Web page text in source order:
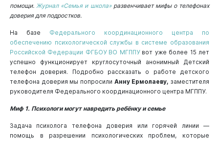
помощи. Журнал «Семья и школа»развенчивает мифы о телефонах
доверия для подростков.
На базе Федерального координационного центра по
обеспечению психологической службы в системе образования
Российской Федерации ФГБОУ ВО МГППУвот уже более 15 лет
успешно функционирует круглосуточный анонимный Детский
телефон доверия. Подробно рассказать о работе детского
телефона доверия мы попросили Анну Ермолаеву, заместителя
руководителя Федерального координационного центра МГППУ.
Миф 1. Психологи могут навредить ребёнку и семье
Задача психолога телефона доверия или горячей линии —
помощь в разрешении психологических проблем, которые